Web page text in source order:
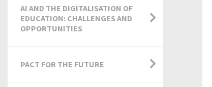
AI AND THE DIGITALISATION OF
EDUCATION: CHALLENGES AND
OPPORTUNITIES
PACT FOR THE FUTURE